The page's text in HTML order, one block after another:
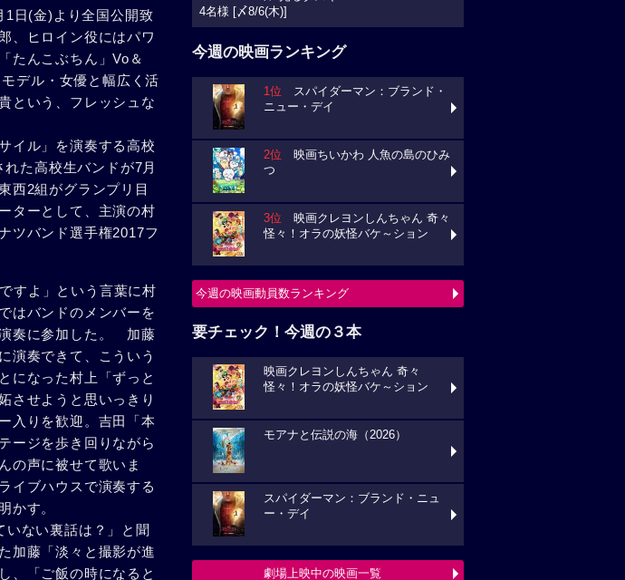
日(金)より全国公開致
、ヒロイン役にはパワ
たんこぶちん」Vo＆
デル・女優と幅広く活
という、フレッシュな
イル」を演奏する高校
た高校生バンドが7月
西2組がグランプリ目
ターとして、主演の村
ツバンド選手権2017フ
すよ」という言葉に村
はバンドのメンバーを
演奏に参加した。 加藤
演奏できて、こういう
になった村上「ずっと
させようと思いっきり
入りを歓迎。吉田「本
ージを歩き回りながら
の声に被せて歌いま
イブハウスで演奏する
かす。
ない裏話は？」と聞
加藤「淡々と撮影が進
、「ご飯の時になると
4名様 [〆8/6(木)]
今週の映画ランキング
1位 スパイダーマン：ブランド・
ニュー・デイ
2位 映画ちいかわ 人魚の島のひみ
つ
3位 映画クレヨンしんちゃん 奇々
怪々！オラの妖怪バケ～ション
今週の映画動員数ランキング
要チェック！今週の３本
映画クレヨンしんちゃん 奇々
怪々！オラの妖怪バケ～ション
モアナと伝説の海（2026）
スパイダーマン：ブランド・ニュ
ー・デイ
劇場上映中の映画一覧